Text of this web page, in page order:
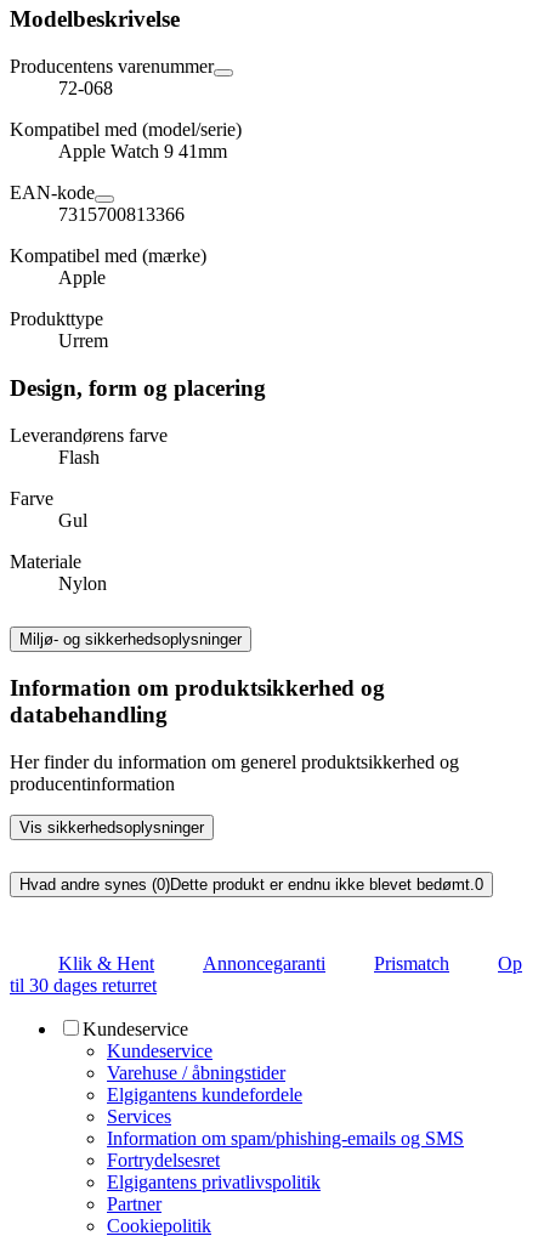
Modelbeskrivelse
Producentens varenummer
72-068
Kompatibel med (model/serie)
Apple Watch 9 41mm
EAN-kode
7315700813366
Kompatibel med (mærke)
Apple
Produkttype
Urrem
Design, form og placering
Leverandørens farve
Flash
Farve
Gul
Materiale
Nylon
Miljø- og sikkerhedsoplysninger
Information om produktsikkerhed og
databehandling
Her finder du information om generel produktsikkerhed og
producentinformation
Vis sikkerhedsoplysninger
Hvad andre synes (0)Dette produkt er endnu ikke blevet bedømt.0
Klik & Hent Annoncegaranti Prismatch
Op
til 30 dages returret
Kundeservice
Kundeservice
Varehuse / åbningstider
Elgigantens kundefordele
Services
Information om spam/phishing-emails og SMS
Fortrydelsesret
Elgigantens privatlivspolitik
Partner
Cookiepolitik